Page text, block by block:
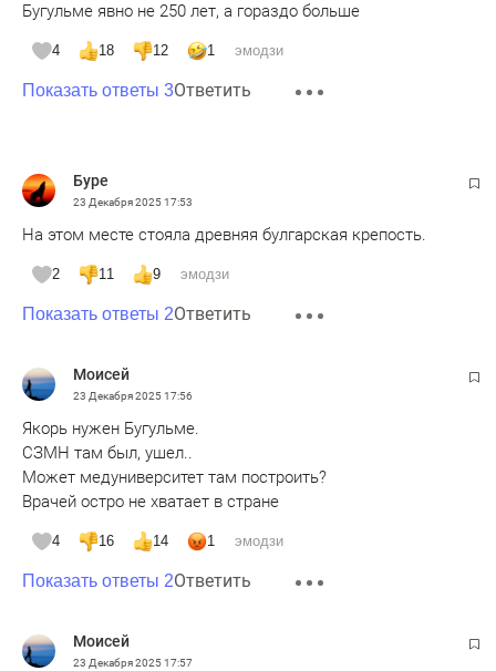
Бугульме явно не 250 лет, а гораздо больше
4 18 12 1 эмодзи
Показать ответы 3Ответить
Буре
23 Декабря 202517:53
На этом месте стояла древняя булгарская крепость.
2 11 9 эмодзи
Показать ответы 2Ответить
Моисей
23 Декабря 202517:56
Якорь нужен Бугульме.
СЗМН там был, ушел..
Может медуниверситет там построить?
Врачей остро не хватает в стране
4 16 14 1 эмодзи
Показать ответы 2Ответить
Моисей
23 Декабря 202517:57